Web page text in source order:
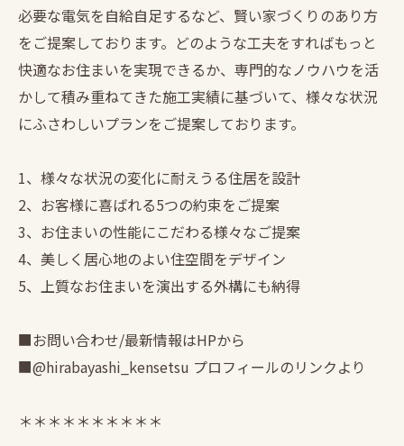
必要な電気を自給自足するなど、賢い家づくりのあり方
をご提案しております。どのような工夫をすればもっと
快適なお住まいを実現できるか、専門的なノウハウを活
かして積み重ねてきた施工実績に基づいて、様々な状況
にふさわしいプランをご提案しております。
1、様々な状況の変化に耐えうる住居を設計
2、お客様に喜ばれる5つの約束をご提案
3、お住まいの性能にこだわる様々なご提案
4、美しく居心地のよい住空間をデザイン
5、上質なお住まいを演出する外構にも納得
■お問い合わせ/最新情報はHPから
■@hirabayashi_kensetsu プロフィールのリンクより
＊＊＊＊＊＊＊＊＊＊